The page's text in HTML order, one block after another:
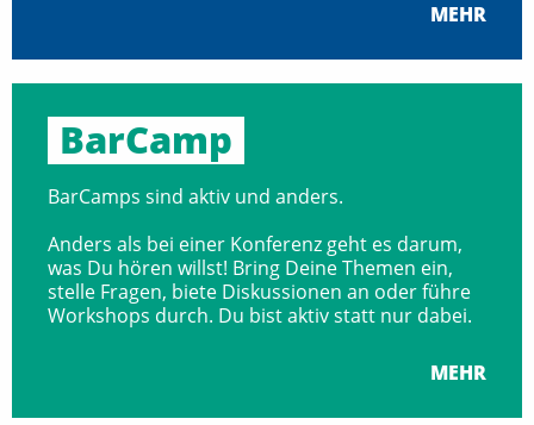
MEHR
BarCamp
BarCamps sind aktiv und anders.
Anders als bei einer Konferenz geht es darum,
was Du hören willst! Bring Deine Themen ein,
stelle Fragen, biete Diskussionen an oder führe
Workshops durch. Du bist aktiv statt nur dabei.
MEHR